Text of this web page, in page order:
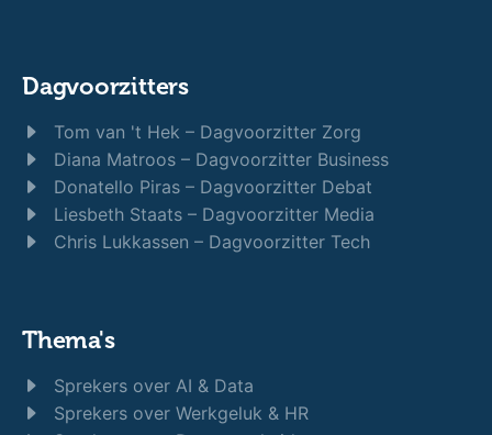
Dagvoorzitters
Tom van 't Hek – Dagvoorzitter Zorg
Diana Matroos – Dagvoorzitter Business
Donatello Piras – Dagvoorzitter Debat
Liesbeth Staats – Dagvoorzitter Media
Chris Lukkassen – Dagvoorzitter Tech
Thema's
Sprekers over AI & Data
Sprekers over Werkgeluk & HR